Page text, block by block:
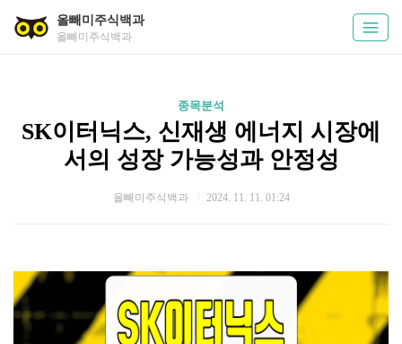
올빼미주식백과
올빼미주식백과
종목분석
SK이터닉스, 신재생 에너지 시장에
서의 성장 가능성과 안정성
올빼미주식백과 2024. 11. 11. 01:24